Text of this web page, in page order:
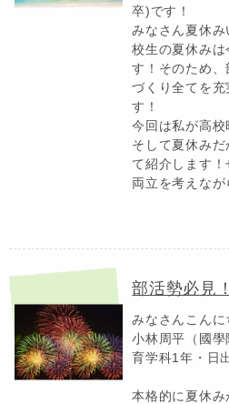
卒)です！
みなさん夏休
校生の夏休み
す！そのため
づくり全てを充
す！
今回は私が高校
そして夏休み
て紹介します
両立を考えな
部活勢必見
みなさんこん
小林周平（國
育学科1年・日
本格的に夏休